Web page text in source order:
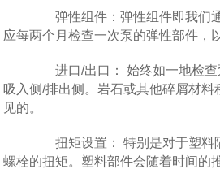
弹性组件：弹性组件即我们通
应每两个月检查一次泵的弹性部件，
进口/出口： 始终如一地检查
吸入侧/排出侧。岩石或其他碎屑材料
见的。
扭矩设置： 特别是对于塑料
螺栓的扭矩。塑料部件会随着时间的